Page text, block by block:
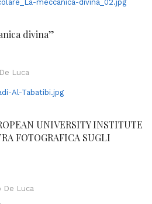
divina”
Luca
UNIVERSITY INSTITUTE
FOTOGRAFICA SUGLI
De Luca